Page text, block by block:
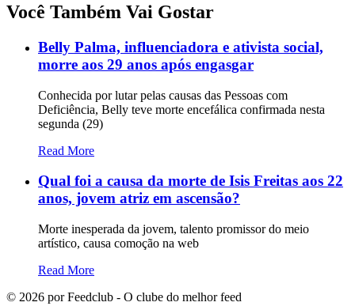
Você Também Vai Gostar
Belly Palma, influenciadora e ativista social,
morre aos 29 anos após engasgar
Conhecida por lutar pelas causas das Pessoas com
Deficiência, Belly teve morte encefálica confirmada nesta
segunda (29)
Read More
Qual foi a causa da morte de Isis Freitas aos 22
anos, jovem atriz em ascensão?
Morte inesperada da jovem, talento promissor do meio
artístico, causa comoção na web
Read More
© 2026 por Feedclub - O clube do melhor feed